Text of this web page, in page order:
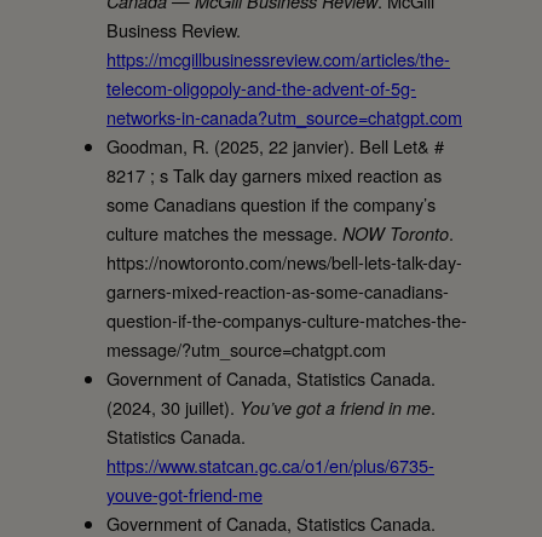
Business Review.
https://mcgillbusinessreview.com/articles/the-
telecom-oligopoly-and-the-advent-of-5g-
networks-in-canada?utm_source=chatgpt.com
Goodman, R. (2025, 22 janvier). Bell Let& #
8217 ; s Talk day garners mixed reaction as
some Canadians question if the company’s
culture matches the message. NOW Toronto.
https://nowtoronto.com/news/bell-lets-talk-day-
garners-mixed-reaction-as-some-canadians-
question-if-the-companys-culture-matches-the-
message/?utm_source=chatgpt.com
Government of Canada, Statistics Canada.
(2024, 30 juillet). You’ve got a friend in me.
Statistics Canada.
https://www.statcan.gc.ca/o1/en/plus/6735-
youve-got-friend-me
Government of Canada, Statistics Canada.